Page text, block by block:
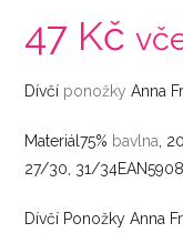
47 Kč
Dívčí ponožky Anna
Materiál75% bavlna ,
27/30, 31/
Dívčí Ponožky Anna